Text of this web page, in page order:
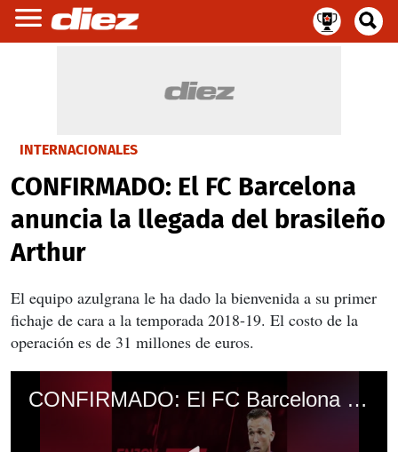
INTERNACIONALES
CONFIRMADO: El FC Barcelona
anuncia la llegada del brasileño
Arthur
El equipo azulgrana le ha dado la bienvenida a su primer
fichaje de cara a la temporada 2018-19. El costo de la
operación es de 31 millones de euros.
CONFIRMADO: El FC Barcelona anuncia la llegada del brasileño Arthur